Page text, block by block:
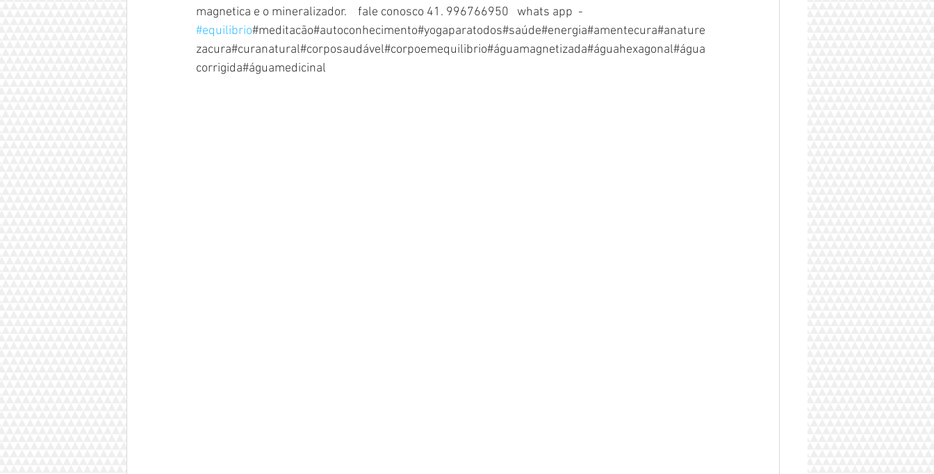
magnetica e o mineralizador.    fale conosco 41. 996766950   whats app  -
#equilibrio#meditacão#autoconhecimento#yogaparatodos#saúde#energia#amentecura#anature
zacura#curanatural#corposaudável#corpoemequilibrio#águamagnetizada#águahexagonal#água
corrigida#águamedicinal